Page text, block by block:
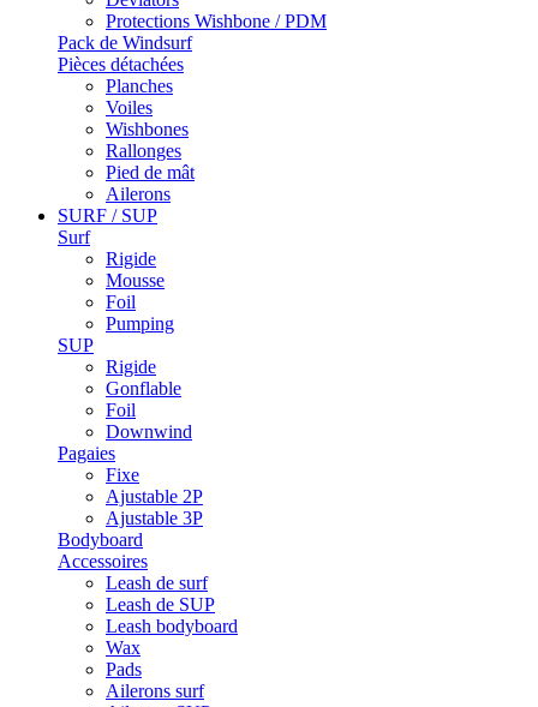
Protections Wishbone / PDM
Pack de Windsurf
Pièces détachées
Planches
Voiles
Wishbones
Rallonges
Pied de mât
Ailerons
SURF / SUP
Surf
Rigide
Mousse
Foil
Pumping
SUP
Rigide
Gonflable
Foil
Downwind
Pagaies
Fixe
Ajustable 2P
Ajustable 3P
Bodyboard
Accessoires
Leash de surf
Leash de SUP
Leash bodyboard
Wax
Pads
Ailerons surf